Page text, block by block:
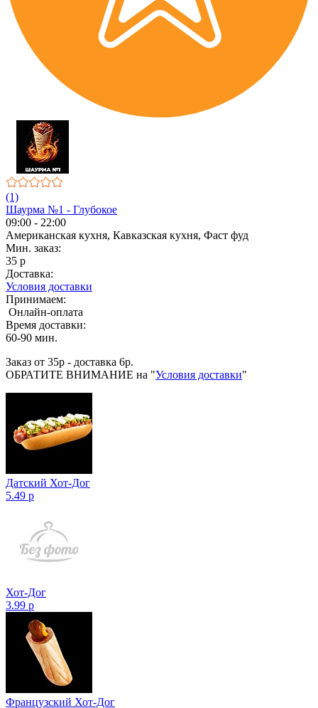
(1)
Шаурма №1 - Глубокое
09:00 - 22:00
Американская кухня, Кавказская кухня, Фаст фуд
Мин. заказ:
35 р
Доставка:
Условия доставки
Принимаем:
Онлайн-оплата
Время доставки:
60-90 мин.
Заказ от 35р - доставка 6р.
ОБРАТИТЕ ВНИМАНИЕ на "Условия доставки"
Датский Хот-Дог
5.49 р
Хот-Дог
3.99 р
Французский Хот-Дог